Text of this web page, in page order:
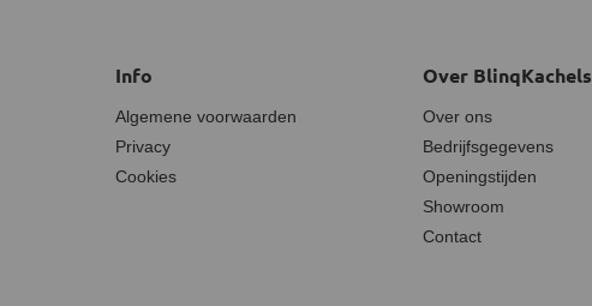
Info
Algemene voorwaarden
Privacy
Cookies
Over BlinqKachels
Over ons
Bedrijfsgegevens
Openingstijden
Showroom
Contact